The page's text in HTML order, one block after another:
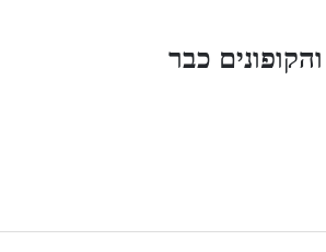
כבר